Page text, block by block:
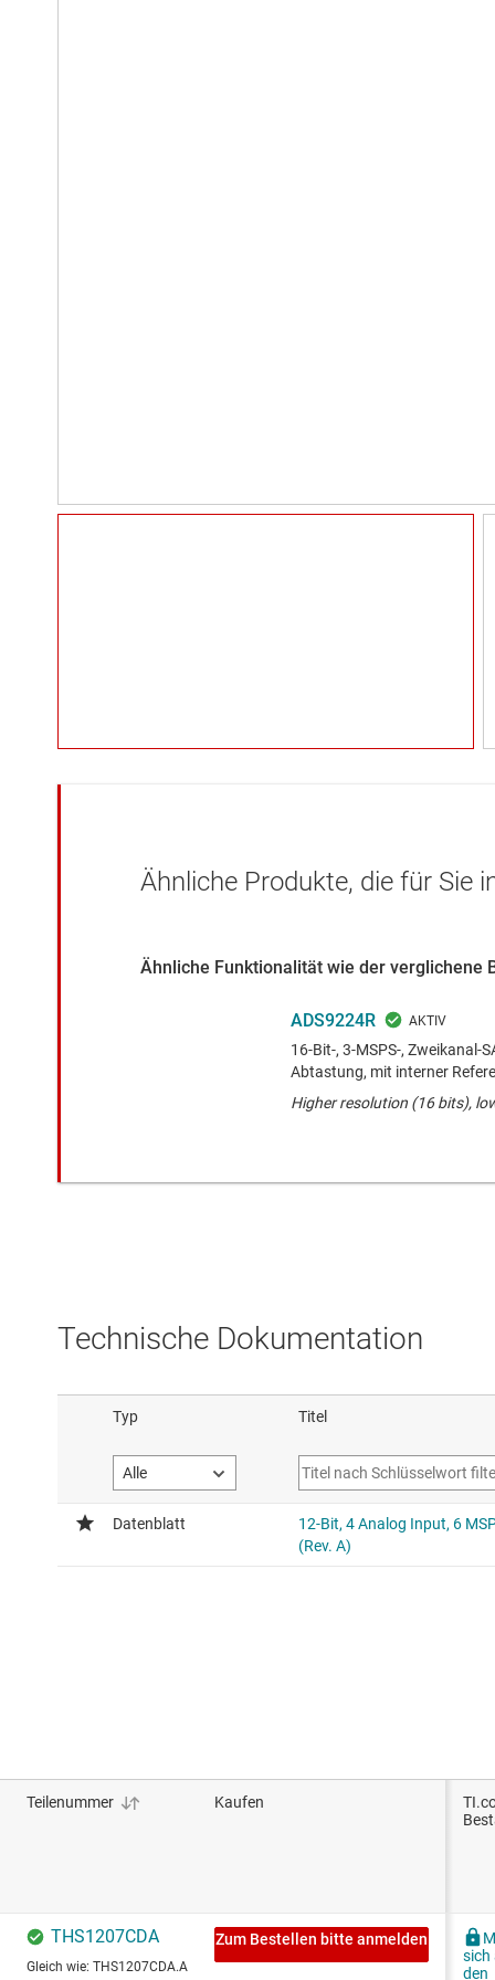
Ähnliche Produkte, die für Sie
Ähnliche Funktionalität wie der verglichene
ADS9224R
16-Bit-, 3-MSPS-, Zweikanal-
Abtastung, mit interner
Higher resolution (16 bits),
Technische Dokumentation